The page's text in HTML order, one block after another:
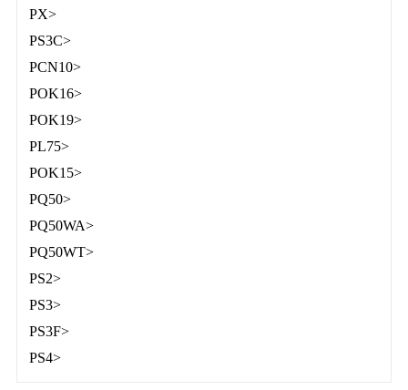
PX>
PS3C>
PCN10>
POK16>
POK19>
PL75>
POK15>
PQ50>
PQ50WA>
PQ50WT>
PS2>
PS3>
PS3F>
PS4>